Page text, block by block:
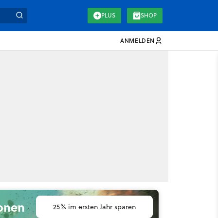
PLUS SHOP
ANMELDEN
25% im ersten Jahr sparen